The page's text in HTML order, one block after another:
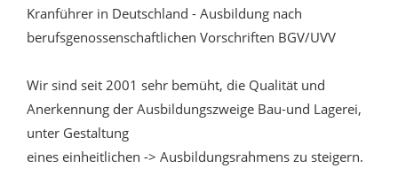
Kranführer in Deutschland - Ausbildung nach
berufsgenossenschaftlichen Vorschriften BGV/UVV
Wir sind seit 2001 sehr bemüht, die Qualität und
Anerkennung der Ausbildungszweige Bau-und Lagerei,
unter Gestaltung
eines einheitlichen -> Ausbildungsrahmens zu steigern.